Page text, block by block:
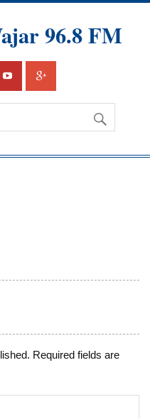
96.8 FM
Required fields are